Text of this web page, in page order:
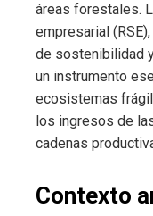
áreas forestales.
empresarial
de sostenibilidad
un instrumento
ecosistemas
los ingresos de
cadenas
Contexto